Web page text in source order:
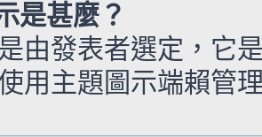
是甚麼？
由發表者選定，它
用主題圖示端賴管